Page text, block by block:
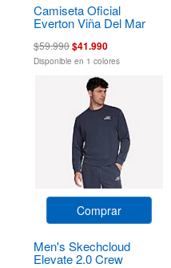
Camiseta Oficial
Everton Viña Del Mar
$59.990$41.990
Disponible en 1 colores
Comprar
Men's Skechcloud
Elevate 2.0 Crew